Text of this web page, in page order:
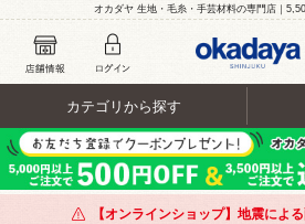
オカダヤ 生地・毛糸・手芸材料の専門店｜
カテゴリから探す
【オンラインショップ】地震によ